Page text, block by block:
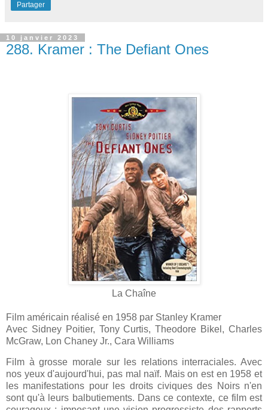
Partager
10 janvier 2023
288. Kramer : The Defiant Ones
La Chaîne
Film américain réalisé en 1958 par Stanley Kramer
Avec Sidney Poitier, Tony Curtis, Theodore Bikel, Charles
McGraw, Lon Chaney Jr., Cara Williams
Film à grosse morale sur les relations interraciales. Avec
nos yeux d'aujourd'hui, pas mal naïf. Mais on est en 1958 et
les manifestations pour les droits civiques des Noirs n'en
sont qu'à leurs balbutiements. Dans ce contexte, ce film est